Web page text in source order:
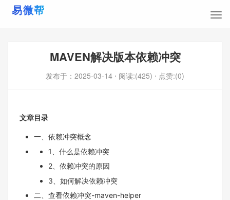
MAVEN解决版本依赖冲突
发布于： 2025-03-14 ⋅ 阅读:(425) ⋅ 点赞:(0)
文章目录
一、依赖冲突概念
1、什么是依赖冲突
2、依赖冲突的原因
3、如何解决依赖冲突
二、查看依赖冲突-maven-helper